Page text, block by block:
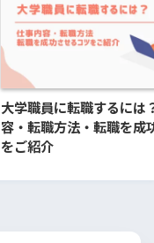
大学職員に転職するには
容・転職方法・転職を成
をご紹介